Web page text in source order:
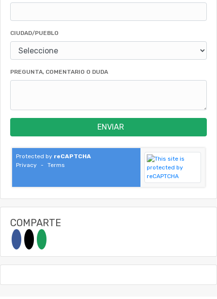
CIUDAD/PUEBLO
PREGUNTA, COMENTARIO O DUDA
ENVIAR
Protected by reCAPTCHA
Privacy
- Terms
COMPARTE